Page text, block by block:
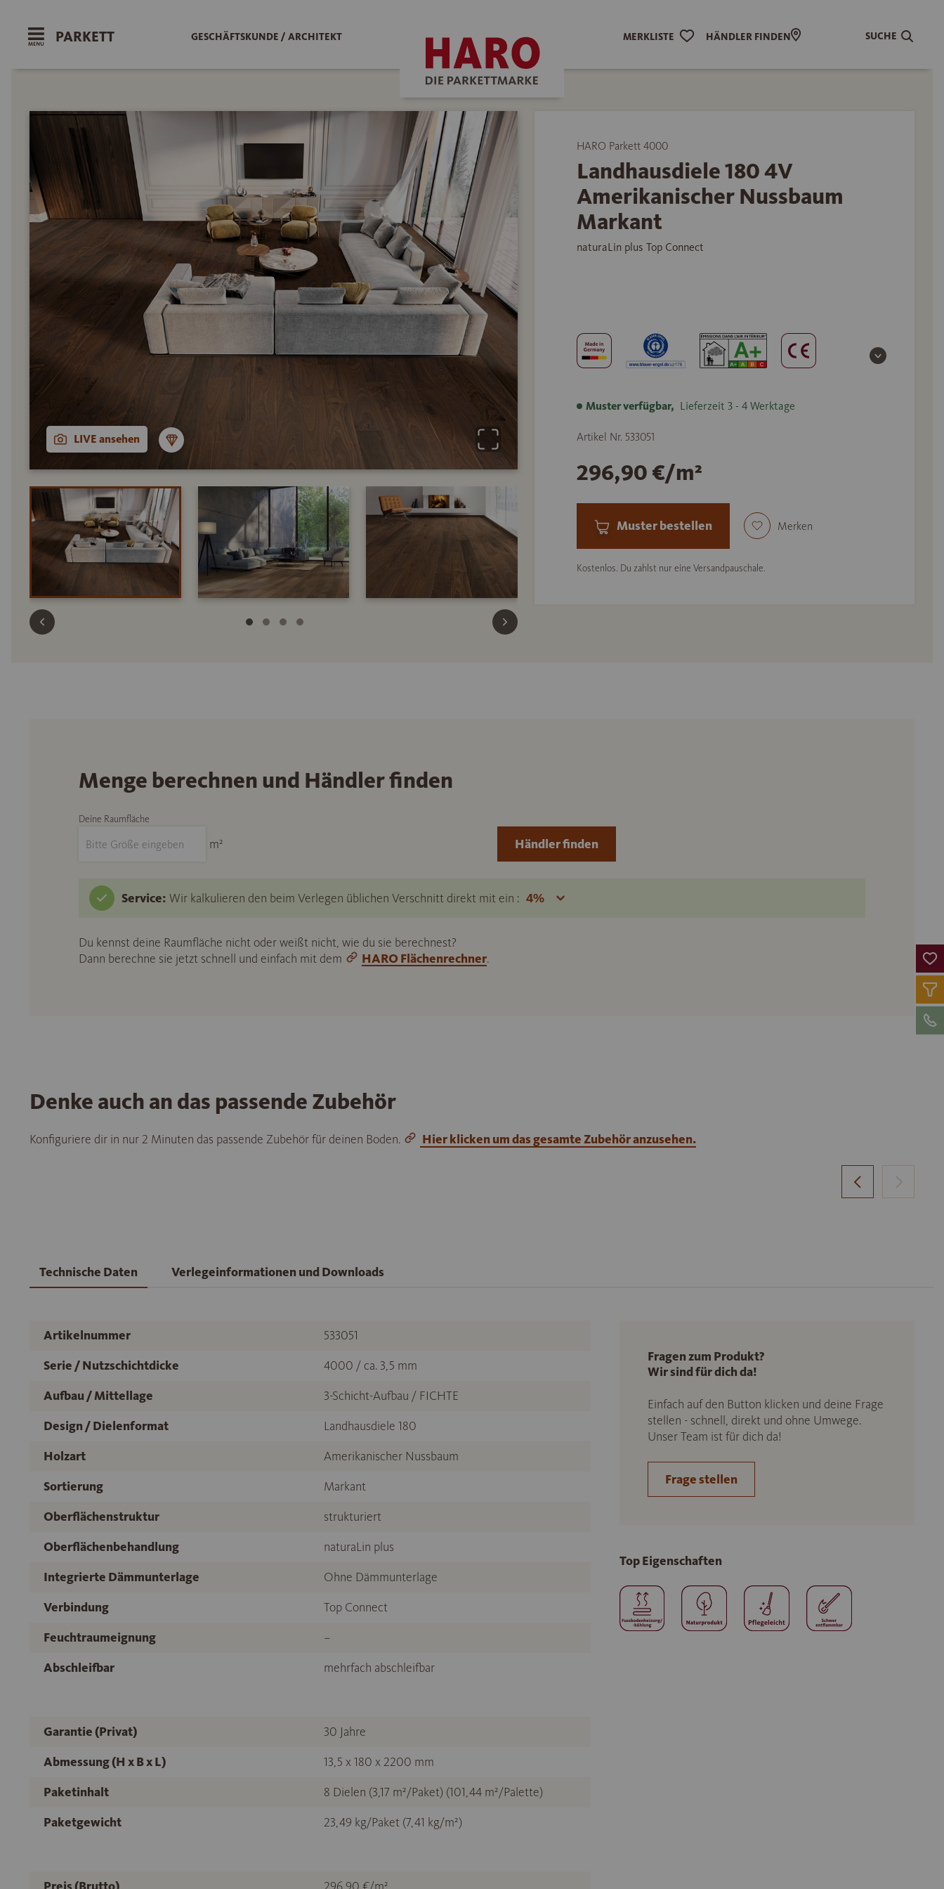
PARKETT GESCHÄFTSKUNDE / ARCHITEKT MERKLISTE HÄNDLER FINDEN SUCHE
LIVE ansehen
HARO Parkett 4000
Landhausdiele 180 4V
Amerikanischer Nussbaum
Markant
naturaLin plus Top Connect
Muster verfügbar, Lieferzeit 3 - 4 Werktage
Artikel Nr. 533051
296,90 €/m²
Muster bestellen Merken
Kostenlos. Du zahlst nur eine Versandpauschale.
Menge berechnen und Händler finden
Deine Raumfläche
m²
Service: Wir kalkulieren den beim Verlegen üblichen Verschnitt direkt mit ein :
Du kennst deine Raumfläche nicht oder weißt nicht, wie du sie berechnest?
Dann berechne sie jetzt schnell und einfach mit dem
HARO Flächenrechner.
Händler finden
Denke auch an das passende Zubehör
Konfiguriere dir in nur 2 Minuten das passende Zubehör für deinen Boden. Hier klicken um das gesamte Zubehör anzusehen.
Technische Daten Verlegeinformationen und Downloads
Artikelnummer
533051
Serie / Nutzschichtdicke
4000 / ca. 3,5 mm
Aufbau / Mittellage
3-Schicht-Aufbau / FICHTE
Design / Dielenformat
Landhausdiele 180
Holzart
Amerikanischer Nussbaum
Sortierung
Markant
Oberflächenstruktur
strukturiert
Oberflächenbehandlung
naturaLin plus
Integrierte Dämmunterlage
Ohne Dämmunterlage
Verbindung
Top Connect
Feuchtraumeignung
–
Abschleifbar
mehrfach abschleifbar
Garantie (Privat)
30 Jahre
Abmessung (H x B x L)
13,5 x 180 x 2200 mm
Paketinhalt
8 Dielen (3,17 m²/Paket) (101,44 m²/Palette)
Paketgewicht
23,49 kg/Paket (7,41 kg/m²)
Fragen zum Produkt?
Wir sind für dich da!
Einfach auf den Button klicken und deine Frage
stellen - schnell, direkt und ohne Umwege.
Unser Team ist für dich da!
Frage stellen
Top Eigenschaften